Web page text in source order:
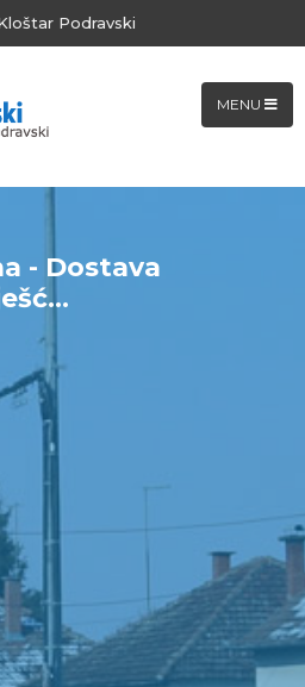
Podravski
MENU
- Dostava